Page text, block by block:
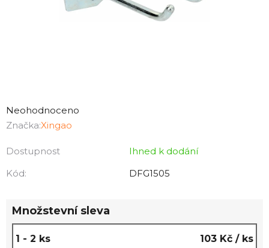
hodnocení
produktu
0,0
z
Neohodnoceno
Značka:Xingao
Dostupnost
Ihned k dodání
Kód:
DFG1505
Množstevní sleva
1 - 2 ks 103 Kč / ks